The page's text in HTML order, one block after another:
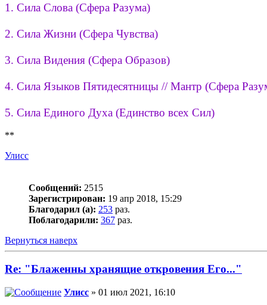
1. Сила Слова (Сфера Разума)
2. Сила Жизни (Сфера Чувства)
3. Сила Видения (Сфера Образов)
4. Сила Языков Пятидесятницы // Мантр (Сфера
5. Сила Единого Духа (Единство всех Сил)
**
Улисс
Сообщений: 2515
Зарегистрирован: 19 апр 2018, 15:29
Благодарил (а): 253 раз.
Поблагодарили: 367 раз.
Вернуться наверх
Re: "Блаженны хранящие откровения Его..."
Улисс » 01 июл 2021, 16:10